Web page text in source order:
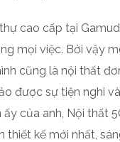
cao cấp tại
mọi việc. Bởi vậy
cũng là nội thất
được sự tiện nghi
của anh, Nội thất
thiết kế mới nhất,